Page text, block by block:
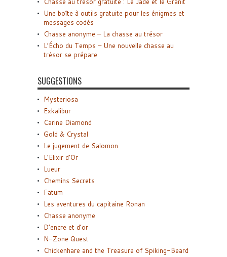
Une boîte à outils gratuite pour les énigmes et
messages codés
Chasse anonyme – La chasse au trésor
L’Écho du Temps – Une nouvelle chasse au
trésor se prépare
SUGGESTIONS
Mysteriosa
Exkalibur
Carine Diamond
Gold & Crystal
Le jugement de Salomon
L’Elixir d’Or
Lueur
Chemins Secrets
Fatum
Les aventures du capitaine Ronan
Chasse anonyme
D’encre et d’or
N-Zone Quest
Chickenhare and the Treasure of Spiking-Beard